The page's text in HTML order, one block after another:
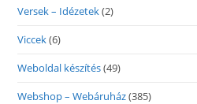
Versek – Idézetek(2)
Viccek(6)
Weboldal készítés(49)
Webshop – Webáruház(385)